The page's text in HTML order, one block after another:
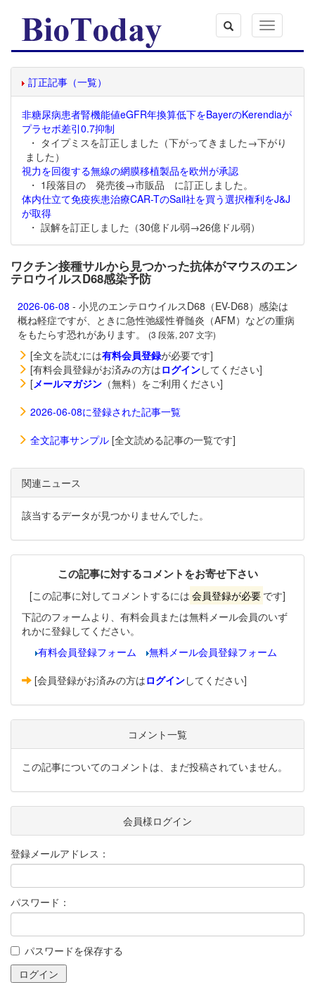
Toggle
navigation
訂正記事（一覧）
非糖尿病患者腎機能値eGFR年換算低下をBayerのKerendiaが
プラセボ差引0.7抑制
・ タイプミスを訂正しました（下がってきました→下がり
ました）
視力を回復する無線の網膜移植製品を欧州が承認
・ 1段落目の 発売後→市販品 に訂正しました。
体内仕立て免疫疾患治療CAR-TのSail社を買う選択権利をJ&J
が取得
・ 誤解を訂正しました（30億ドル弱→26億ドル弱）
ワクチン接種サルから見つかった抗体がマウスのエン
テロウイルスD68感染予防
2026-06-08 - 小児のエンテロウイルスD68（EV-D68）感染は
概ね軽症ですが、ときに急性弛緩性脊髄炎（AFM）などの重病
をもたらす恐れがあります。
(3 段落, 207 文字)
[全文を読むには有料会員登録が必要です]
[有料会員登録がお済みの方はログインしてください]
[メールマガジン （無料）をご利用ください]
2026-06-08に登録された記事一覧
全文記事サンプル [全文読める記事の一覧です]
関連ニュース
該当するデータが見つかりませんでした。
この記事に対するコメントをお寄せ下さい
[この記事に対してコメントするには 会員登録が必要 です]
下記のフォームより、有料会員または無料メール会員のいず
れかに登録してください。
有料会員登録フォーム
無料メール会員登録フォーム
[会員登録がお済みの方はログインしてください]
コメント一覧
この記事についてのコメントは、まだ投稿されていません。
会員様ログイン
登録メールアドレス：
パスワード：
パスワードを保存する